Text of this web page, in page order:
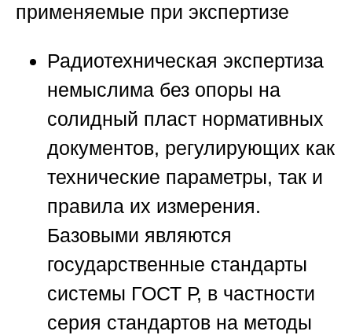
применяемые при экспертизе
Радиотехническая экспертиза
немыслима без опоры на
солидный пласт нормативных
документов, регулирующих как
технические параметры, так и
правила их измерения.
Базовыми являются
государственные стандарты
системы ГОСТ Р, в частности
серия стандартов на методы